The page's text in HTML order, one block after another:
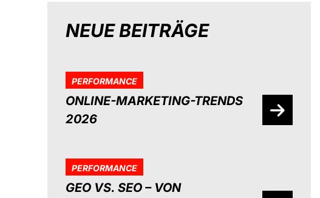
NEUE BEITRÄGE
PERFORMANCE
ONLINE-MARKETING-TRENDS
2026
PERFORMANCE
GEO VS. SEO – VON